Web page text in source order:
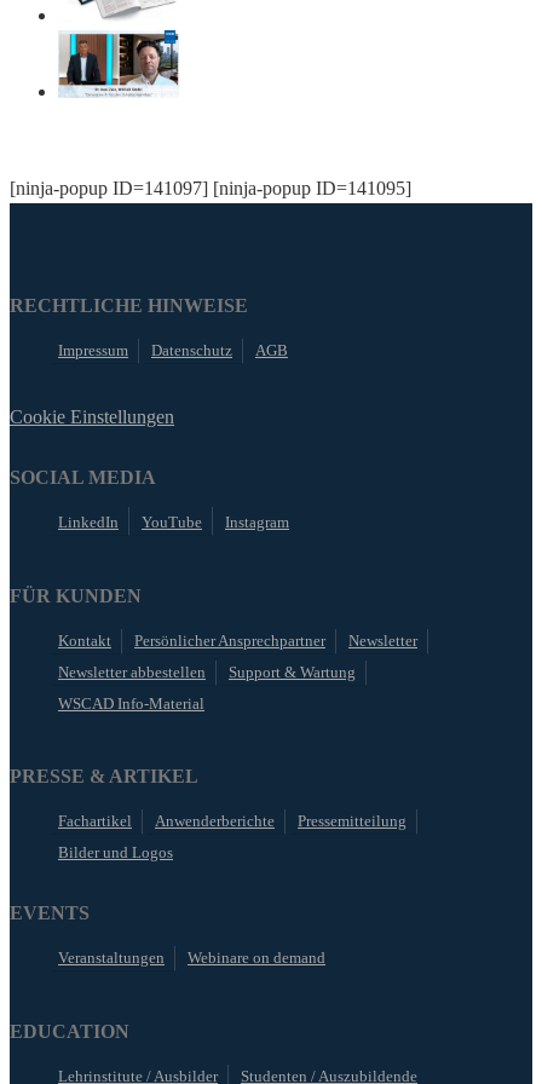
[ninja-popup ID=141097] [ninja-popup ID=141095]
RECHTLICHE HINWEISE
Impressum Datenschutz AGB
Cookie Einstellungen
SOCIAL MEDIA
LinkedIn YouTube Instagram
FÜR KUNDEN
Kontakt Persönlicher Ansprechpartner
Newsletter
Newsletter abbestellen
Support & Wartung
WSCAD Info-Material
PRESSE & ARTIKEL
Fachartikel Anwenderberichte
Pressemitteilung
Bilder und Logos
EVENTS
Veranstaltungen Webinare on demand
EDUCATION
Lehrinstitute / Ausbilder Studenten / Auszubildende